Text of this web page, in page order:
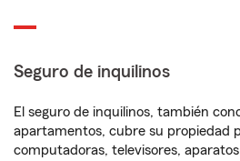
Seguro de inquilinos
El seguro de inquilinos, también
apartamentos, cubre su propiedad
computadoras, televisores,